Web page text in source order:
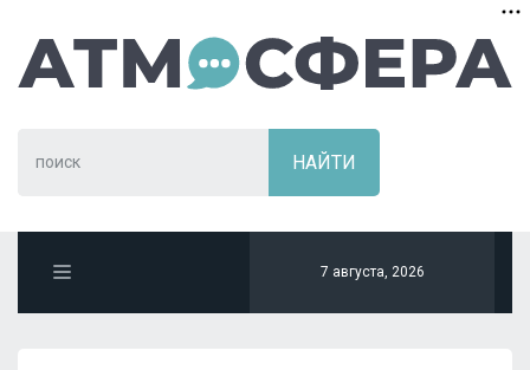
7 августа, 2026